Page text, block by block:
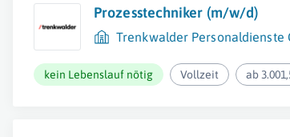
Prozesstechniker (m/w/d)
Trenkwalder Personaldienste
kein Lebenslauf nötig Vollzeit ab